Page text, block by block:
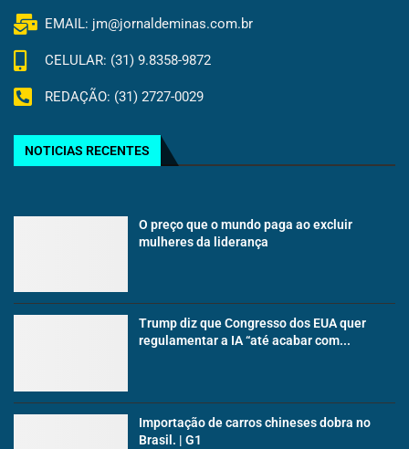
EMAIL: jm@jornaldeminas.com.br
CELULAR: (31) 9.8358-9872
REDAÇÃO: (31) 2727-0029
NOTICIAS RECENTES
O preço que o mundo paga ao excluir
mulheres da liderança
Trump diz que Congresso dos EUA quer
regulamentar a IA “até acabar com...
Importação de carros chineses dobra no
Brasil. | G1